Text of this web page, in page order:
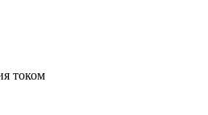
током